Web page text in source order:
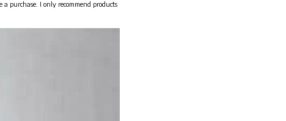
purchase. I only recommend products